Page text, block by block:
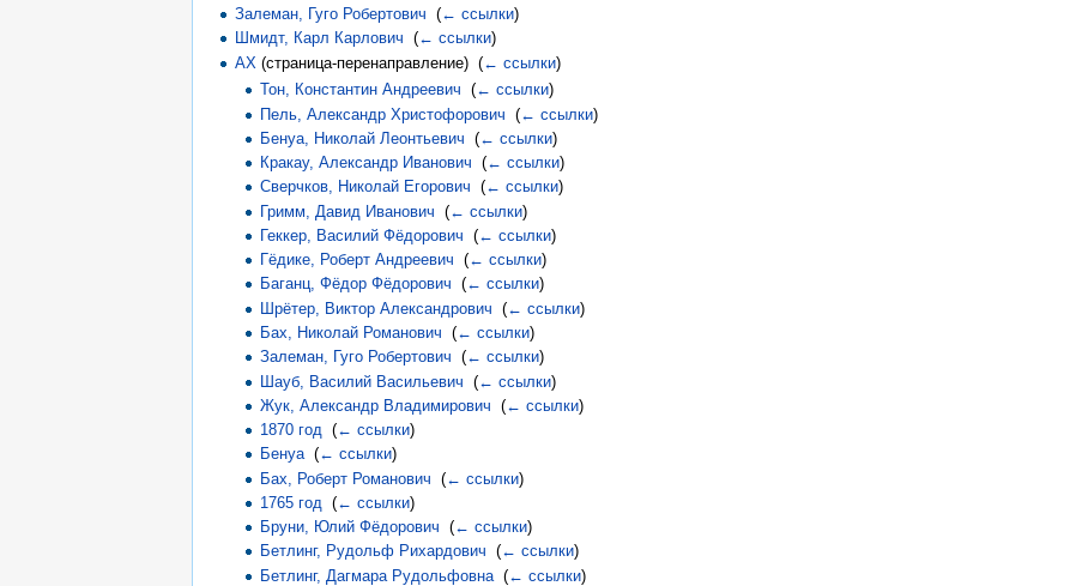
Залеман, Гуго Робертович ‎(← ссылки)
Шмидт, Карл Карлович ‎(← ссылки)
АХ (страница-перенаправление) ‎(← ссылки)
Тон, Константин Андреевич (← ссылки)
Пель, Александр Христофорович (← ссылки)
Бенуа, Николай Леонтьевич (← ссылки)
Кракау, Александр Иванович (← ссылки)
Сверчков, Николай Егорович (← ссылки)
Гримм, Давид Иванович (← ссылки)
Геккер, Василий Фёдорович (← ссылки)
Гёдике, Роберт Андреевич (← ссылки)
Баганц, Фёдор Фёдорович (← ссылки)
Шрётер, Виктор Александрович (← ссылки)
Бах, Николай Романович (← ссылки)
Залеман, Гуго Робертович (← ссылки)
Шауб, Василий Васильевич (← ссылки)
Жук, Александр Владимирович (← ссылки)
1870 год‎ (← ссылки)
Бенуа‎ (← ссылки)
Бах, Роберт Романович (← ссылки)
1765 год (← ссылки)
Бруни, Юлий Фёдорович (← ссылки)
Бетлинг, Рудольф Рихардович (← ссылки)
Бетлинг, Дагмара Рудольфовна‎ (← ссылки)